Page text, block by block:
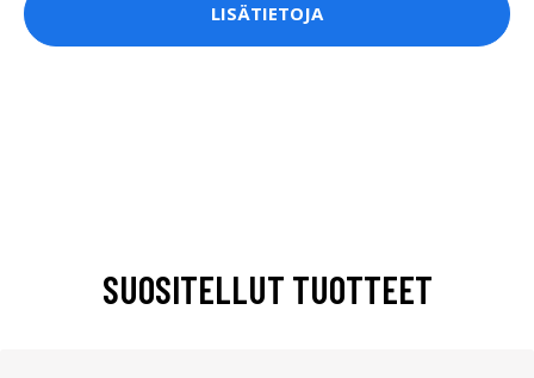
LISÄTIETOJA
SUOSITELLUT TUOTTEET